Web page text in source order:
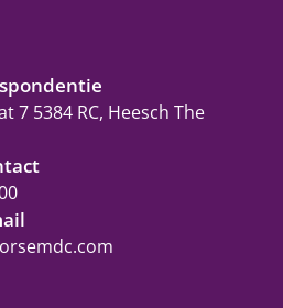
7 5384 RC, Heesch The